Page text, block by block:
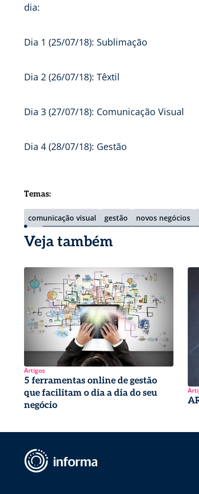
dia:
Dia 1 (25/07/18): Sublimação
Dia 2 (26/07/18): Têxtil
Dia 3 (27/07/18): Comunicação Visual
Dia 4 (28/07/18): Gestão
Temas:
comunicação visual gestão novos negócios
Veja também
Artigos
5 ferramentas online de gestão
que facilitam o dia a dia do seu
negócio